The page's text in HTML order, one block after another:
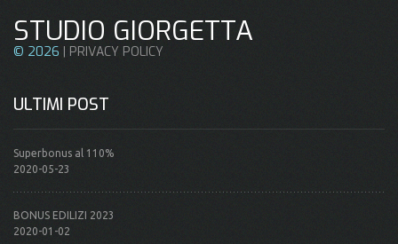
STUDIO GIORGETTA
© 2026 PRIVACY POLICY
ULTIMI POST
Superbonus al 110%
2020-05-23
BONUS EDILIZI 2023
2020-01-02